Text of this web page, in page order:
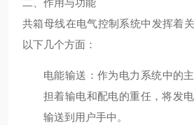
二、作用与功能
共箱母线在电气控制系统中发挥着
以下几个方面：
电能输送 ：作为电力系统中的
担着输电和配电的重任，将发
输送到用户手中。